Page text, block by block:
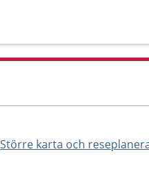
Större karta och